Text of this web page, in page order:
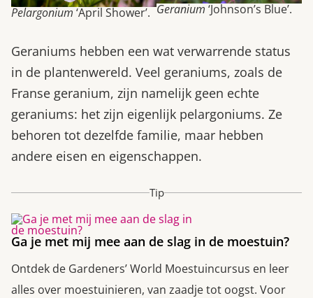
Pelargonium‘April Shower’. Geranium‘Johnson’s Blue’.
Geraniums hebben een wat verwarrende status
in de plantenwereld. Veel geraniums, zoals de
Franse geranium, zijn namelijk geen echte
geraniums: het zijn eigenlijk pelargoniums. Ze
behoren tot dezelfde familie, maar hebben
andere eisen en eigenschappen.
Tip
Ga je met mij mee aan de slag in de moestuin?
Ontdek de Gardeners’ World Moestuincursus en leer
alles over moestuinieren, van zaadje tot oogst. Voor